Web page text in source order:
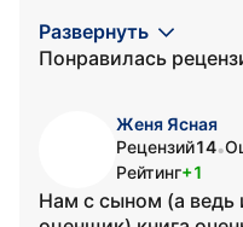
Развернуть
Понравилась
Женя Ясная
Рецензий14•
Рейтинг+1
Нам с сыном (а ведь